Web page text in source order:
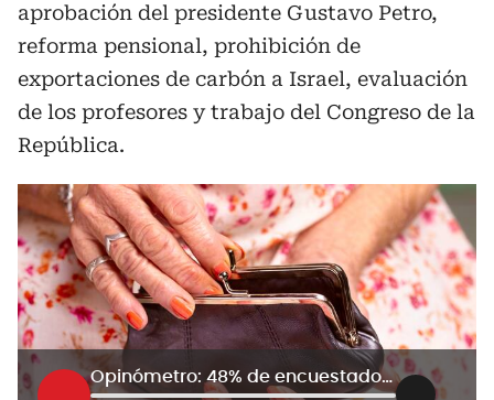
aprobación del presidente Gustavo Petro,
reforma pensional, prohibición de
exportaciones de carbón a Israel, evaluación
de los profesores y trabajo del Congreso de la
República.
Opinómetro: 48% de encuestados está en desacuerdo con reforma pensional